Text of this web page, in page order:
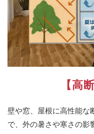
【高
壁や窓、屋根に高性能な
で、外の暑さや寒さの影